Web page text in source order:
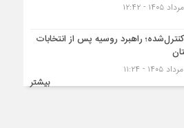
راهبرد روسیه پس از انتخابات
بیشتر